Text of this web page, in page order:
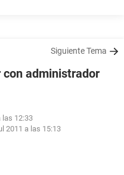
Siguiente Tema
administrador
las 12:33
2011 a las 15:13